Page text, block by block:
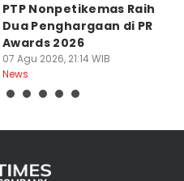
PTP Nonpetikemas Raih
Dua Penghargaan di PR
Awards 2026
07 Agu 2026, 21:14 WIB
News